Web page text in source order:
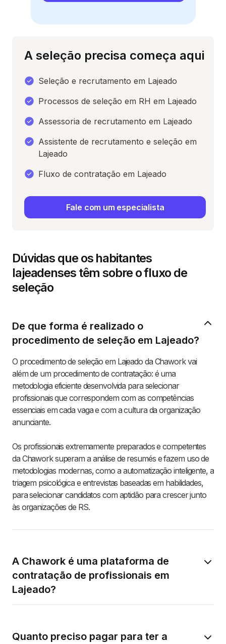
Dúvidas que os habitantes
lajeadenses têm sobre o fluxo de
seleção
De que forma é realizado o
procedimento de seleção em Lajeado?
O procedimento de seleção em Lajeado da Chawork vai
além de um procedimento de contratação: é uma
metodologia eficiente desenvolvida para selecionar
profissionais que correspondem com as competências
essenciais em cada vaga e com a cultura da organização
anunciante.
Os profissionais extremamente preparados e competentes
da Chawork superam a análise de resumés e fazem uso de
metodologias modernas, como a automatização inteligente, a
triagem psicológica e entrevistas baseadas em habilidades,
para selecionar candidatos com aptidão para crescer junto
às organizações de RS.
A Chawork é uma plataforma de
contratação de profissionais em
Lajeado?
Quanto preciso pagar para ter a
A seleção precisa começa aqui
Seleção e recrutamento em Lajeado
Processos de seleção em RH em Lajeado
Assessoria de recrutamento em Lajeado
Assistente de recrutamento e seleção em
Lajeado
Fluxo de contratação em Lajeado
Fale com um especialista